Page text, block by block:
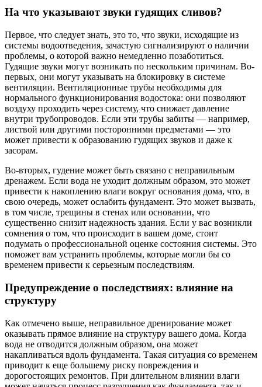
На что указывают звуки гудящих сливов?
Первое, что следует знать, это то, что звуки, исходящие из
системы водоотведения, зачастую сигнализируют о наличии
проблемы, о которой важно немедленно позаботиться.
Гудящие звуки могут возникать по нескольким причинам. Во-
первых, они могут указывать на блокировку в системе
вентиляции. Вентиляционные трубы необходимы для
нормального функционирования водостока: они позволяют
воздуху проходить через систему, что снижает давление
внутри трубопроводов. Если эти трубы забиты — например,
листвой или другими посторонними предметами — это
может привести к образованию гудящих звуков и даже к
засорам.
Во-вторых, гудение может быть связано с неправильным
дренажем. Если вода не уходит должным образом, это может
привести к накоплению влаги вокруг основания дома, что, в
свою очередь, может ослабить фундамент. Это может вызвать,
в том числе, трещины в стенах или основании, что
существенно снизит надежность здания. Если у вас возникли
сомнения о том, что происходит в вашем доме, стоит
подумать о профессиональной оценке состояния системы. Это
поможет вам устранить проблемы, которые могли бы со
временем привести к серьезным последствиям.
Предупреждение о последствиях: влияние на
структуру
Как отмечено выше, неправильное дренирование может
оказывать прямое влияние на структуру вашего дома. Когда
вода не отводится должным образом, она может
накапливаться вдоль фундамента. Такая ситуация со временем
приводит к еще большему риску повреждения и
дорогостоящих ремонтов. При длительном влиянии влаги